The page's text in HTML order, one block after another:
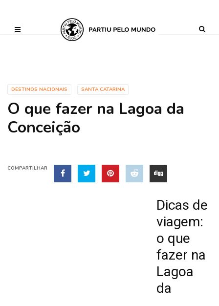
('AI_CONTENT_MARKER_NO_GET_SIDEBAR', true);
DESTINOS NACIONAIS SANTA CATARINA
O que fazer na Lagoa da
Conceição
COMPARTILHAR
Dicas de
viagem:
o que
fazer na
Lagoa
da